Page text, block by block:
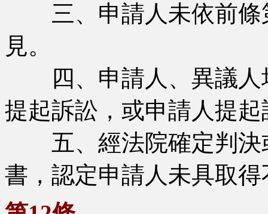
三、申請人未依前條
見。
四、申請人、異議人
提起訴訟，或申請人提
五、經法院確定判決
書，認定申請人未具取